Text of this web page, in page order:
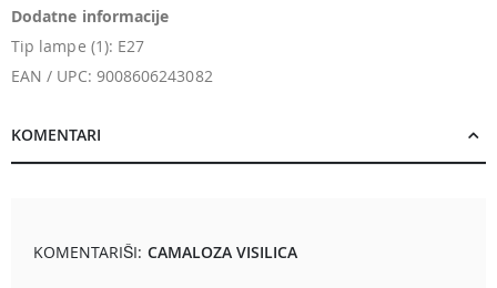
Dodatne informacije
Tip lampe (1): E27
EAN / UPC: 9008606243082
KOMENTARI
KOMENTARIŠI: CAMALOZA VISILICA